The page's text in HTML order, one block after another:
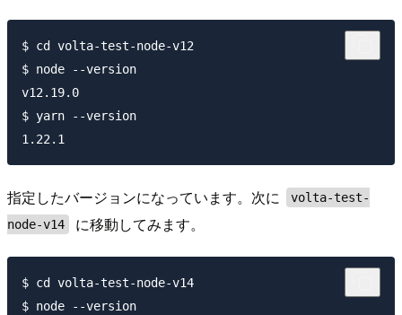
$ cd volta-test-node-v12
$ node --version
v12.19.0
$ yarn --version
指定したバージョンになっています。次に
volta-test-
node-v14
に移動してみます。
$ cd volta-test-node-v14
$ node --version